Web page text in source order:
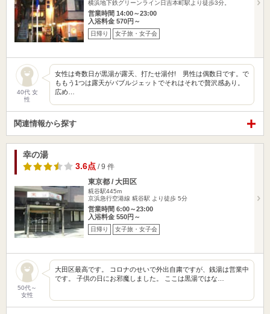
横浜地下鉄グリーンライン日吉本町駅より徒歩3分。
営業時間 14:00～23:00
入浴料金 570円～
日帰り 女子旅・女子会
40代 女
性
女性は奇数日が黒湯が露天、打たせ湯付! 男性は偶数日です。で
ももう1つは露天がバブルジェットでそれはそれで贅沢感あり。
広め…
関連情報から探す
幸の湯
3.6点 / 9 件
東京都 / 大田区
糀谷駅445m
京浜急行空港線 糀谷駅 より徒歩 5分
営業時間 6:00～23:00
入浴料金 550円～
日帰り 女子旅・女子会
50代～
女性
大田区最高です。 コロナのせいで外出自粛ですが、銭湯は営業中
です。 子供の日にお邪魔しました。 ここは黒湯ではな…